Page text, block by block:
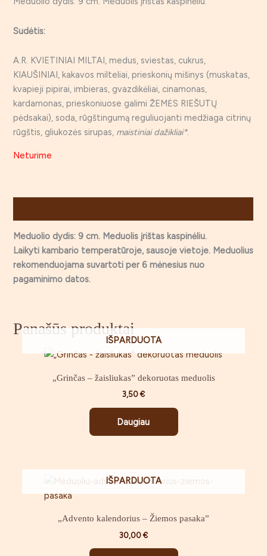
Sudėtis:
A.R. KVIETINIAI MILTAI, medus, sviestas, cukrus,
KIAUŠINIAI, kakavos milteliai, prieskonių mišinys (muskatas,
kvapieji pipirai, imbieras, gvazdikėliai, cinamonas,
kardamonas, prieskoniuose galimi ŽEMĖS RIEŠUTŲ
pėdsakai), soda, rūgštingumą reguliuojanti medžiaga citrinų
rūgštis, gliukozės sirupas, maistiniai dažikliai*.
Neturime
Meduolio dydis: 9 cm. Meduolis įrištas kaspinėliu.
Laikyti kambario temperatūroje, sausoje vietoje. Meduolius
rekomenduojama suvartoti per 6 mėnesius nuo
pagaminimo datos.
Panašūs produktai
IŠPARDUOTA
„Grinčas – žaisliukas” dekoruotas meduolis
3,50€
Daugiau
IŠPARDUOTA
„Advento kalendorius – Žiemos pasaka”
30,00€